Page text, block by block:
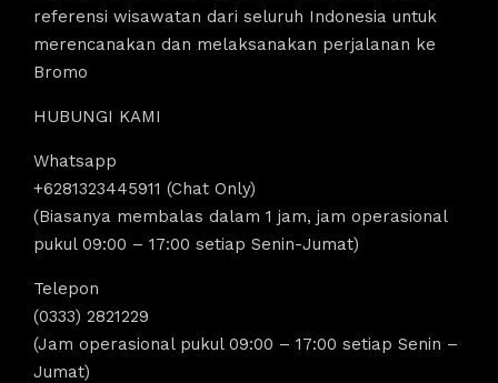
referensi wisawatan dari seluruh Indonesia untuk
merencanakan dan melaksanakan perjalanan ke
Bromo
HUBUNGI KAMI
Whatsapp
+6281323445911 (Chat Only)
(Biasanya membalas dalam 1 jam, jam operasional
pukul 09:00 – 17:00 setiap Senin-Jumat)
Telepon
(0333) 2821229
(Jam operasional pukul 09:00 – 17:00 setiap Senin –
Jumat)